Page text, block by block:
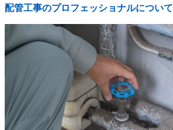
配管工事のプロフェッショナルについて